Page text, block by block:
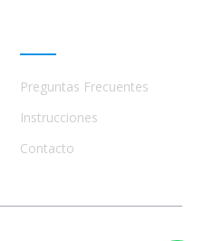
Preguntas Frecuentes
Instrucciones
Contacto